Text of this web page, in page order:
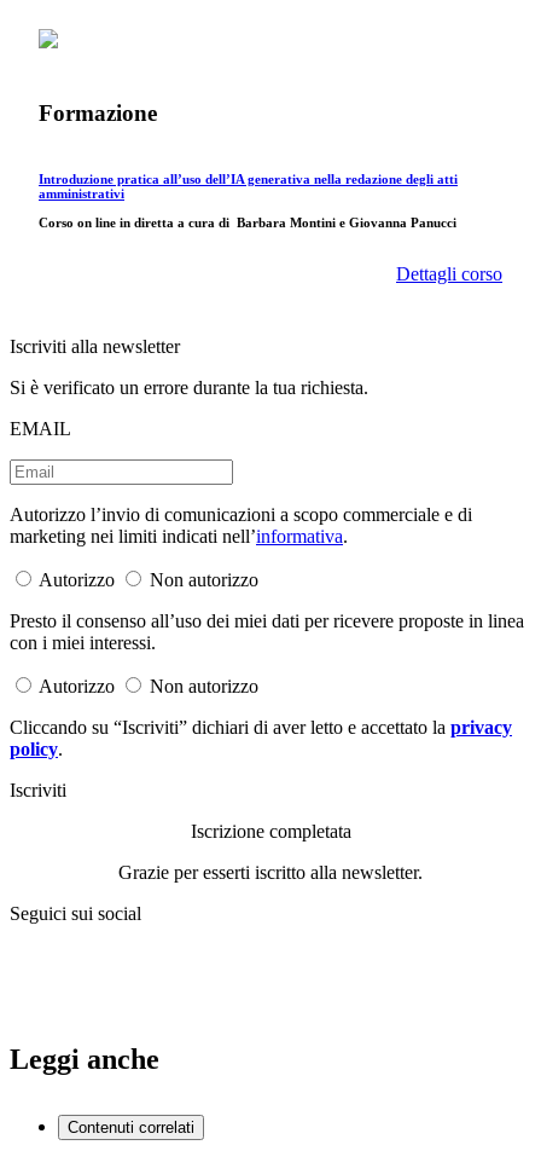
Formazione
Introduzione pratica all’uso dell’IA generativa nella redazione degli atti
amministrativi
Corso on line in diretta a cura di Barbara Montini e Giovanna Panucci
Dettagli corso
Iscriviti alla newsletter
Si è verificato un errore durante la tua richiesta.
EMAIL
Autorizzo l’invio di comunicazioni a scopo commerciale e di
marketing nei limiti indicati nell’informativa.
Autorizzo
Non autorizzo
Presto il consenso all’uso dei miei dati per ricevere proposte in linea
con i miei interessi.
Autorizzo
Non autorizzo
Cliccando su “Iscriviti” dichiari di aver letto e accettato la privacy
policy.
Iscriviti
Iscrizione completata
Grazie per esserti iscritto alla newsletter.
Seguici sui social
Leggi anche
Contenuti correlati